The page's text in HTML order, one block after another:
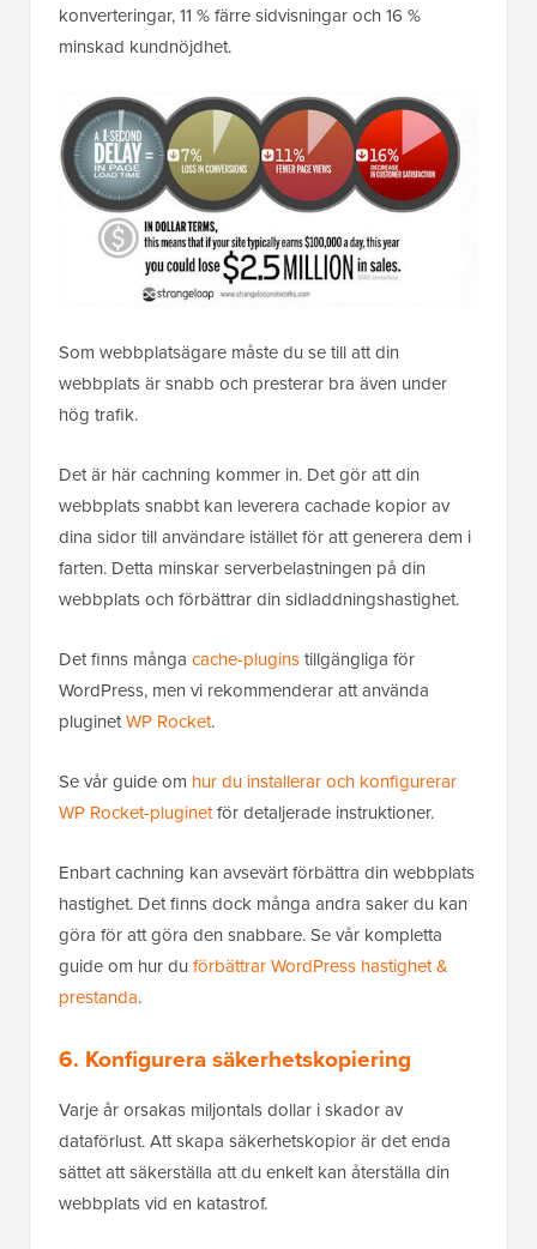
konverteringar, 11 % färre sidvisningar och 16 %
minskad kundnöjdhet.
Som webbplatsägare måste du se till att din
webbplats är snabb och presterar bra även under
hög trafik.
Det är här cachning kommer in. Det gör att din
webbplats snabbt kan leverera cachade kopior av
dina sidor till användare istället för att generera dem i
farten. Detta minskar serverbelastningen på din
webbplats och förbättrar din sidladdningshastighet.
Det finns många cache-pluginstillgängliga för
WordPress, men vi rekommenderar att använda
pluginetWP Rocket.
Se vår guide om hur du installerar och konfigurerar
WP Rocket-pluginetför detaljerade instruktioner.
Enbart cachning kan avsevärt förbättra din webbplats
hastighet. Det finns dock många andra saker du kan
göra för att göra den snabbare. Se vår kompletta
guide om hur du förbättrar WordPress hastighet &
prestanda.
6. Konfigurera säkerhetskopiering
Varje år orsakas miljontals dollar i skador av
dataförlust. Att skapa säkerhetskopior är det enda
sättet att säkerställa att du enkelt kan återställa din
webbplats vid en katastrof.